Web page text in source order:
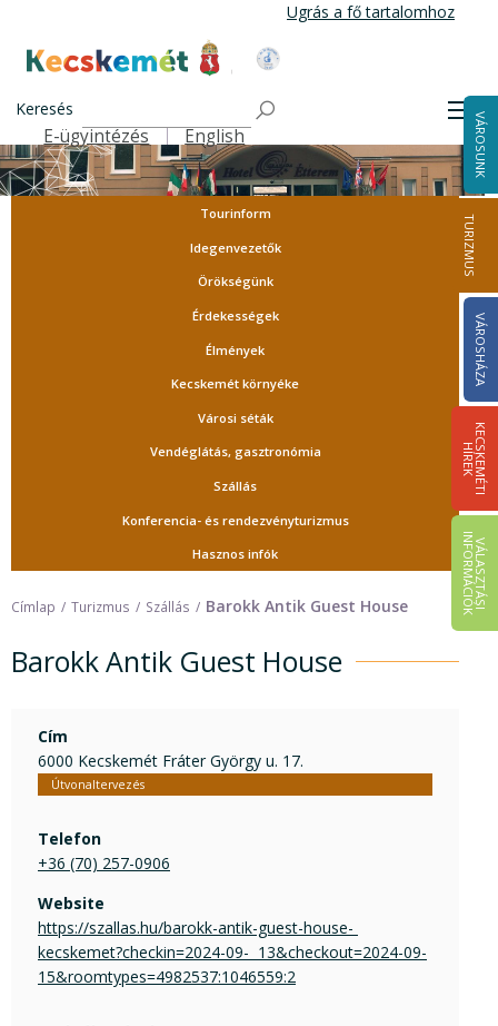
tartalomra
Ugrás a fő tartalomhoz
Kecskemét Város Honlapja
Keresés
Felső navigáció
E-ügyintézés English VÁROSUNK
TURIZMUS
VÁROSHÁZA
K
E
C
S
K
E
M
É
T
I
HÍ
R
E
K
V
Á
L
A
S
Z
T
Á
S
I
IN
F
O
R
M
Á
C
I
Ó
K
Tourinform
Idegenvezetők
Örökségünk
Érdekességek
Élmények
Kecskemét környéke
Városi séták
Vendéglátás, gasztronómia
Szállás
Konferencia- és rendezvényturizmus
Hasznos infók
Címlap Turizmus Szállás Barokk Antik Guest House
Barokk Antik Guest House
Cím
6000 Kecskemét Fráter György u. 17.
Útvonaltervezés
Telefon
+36 (70) 257-0906
Website
https://szallas.hu/barokk-antik-guest-house-
kecskemet?checkin=2024-09-  13&checkout=2024-09-
15&roomtypes=4982537:1046559:2